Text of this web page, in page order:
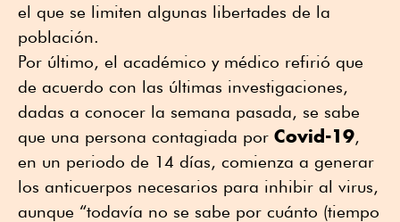
el que se limiten algunas libertades de la
población.
Por último, el académico y médico refirió que
de acuerdo con las últimas investigaciones,
dadas a conocer la semana pasada, se sabe
que una persona contagiada por Covid-19,
en un periodo de 14 días, comienza a generar
los anticuerpos necesarios para inhibir al virus,
aunque “todavía no se sabe por cuánto (tiempo